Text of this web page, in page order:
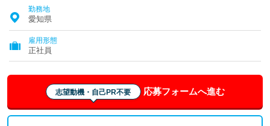
勤務地
愛知県
雇用形態
正社員
志望動機・自己PR不要 応募フォームへ進む